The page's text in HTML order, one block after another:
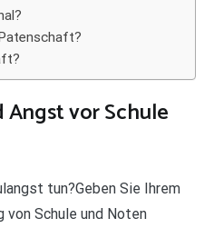
Angst vor Schule
tun?Geben Sie Ihrem
von Schule und Noten